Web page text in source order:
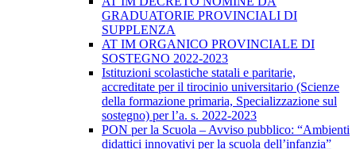
GRADUATORIE PROVINCIALI DI
SUPPLENZA
AT IM ORGANICO PROVINCIALE DI
SOSTEGNO 2022-2023
Istituzioni scolastiche statali e paritarie,
accreditate per il tirocinio universitario (Scienze
della formazione primaria, Specializzazione sul
sostegno) per l’a. s. 2022-2023
PON per la Scuola – Avviso pubblico: “Ambienti
didattici innovativi per la scuola dell’infanzia”